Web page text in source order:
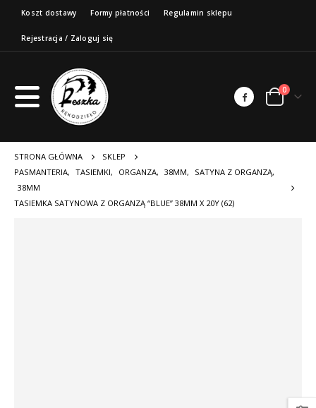
Koszt dostawy Formy płatności Regulamin sklepu
Rejestracja / Zaloguj się
0
STRONA GŁÓWNA
SKLEP
PASMANTERIA, TASIEMKI, ORGANZA, 38MM, SATYNA Z ORGANZĄ,
38MM
TASIEMKA SATYNOWA Z ORGANZĄ “BLUE” 38MM X 20Y (62)